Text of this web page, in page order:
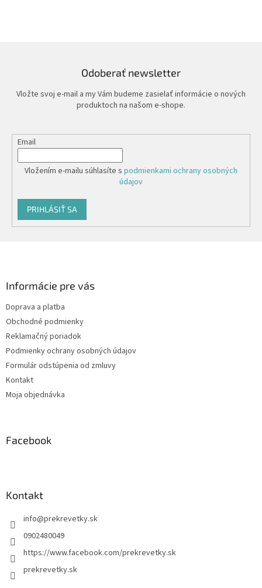
Odoberať newsletter
Vložte svoj e-mail a my Vám budeme zasielať informácie o nových
produktoch na našom e-shope.
Email
Vložením e-mailu súhlasíte s podmienkami ochrany osobných
údajov
PRIHLÁSIŤ SA
Informácie pre vás
Doprava a platba
Obchodné podmienky
Reklamačný poriadok
Podmienky ochrany osobných údajov
Formulár odstúpenia od zmluvy
Kontakt
Moja objednávka
Facebook
Kontakt
info@prekrevetky.sk
0902480049
https://www.facebook.com/prekrevetky.sk
prekrevetky.sk